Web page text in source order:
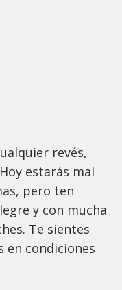
revés,
estarás mal
pero ten
y con mucha
Te sientes
en condiciones